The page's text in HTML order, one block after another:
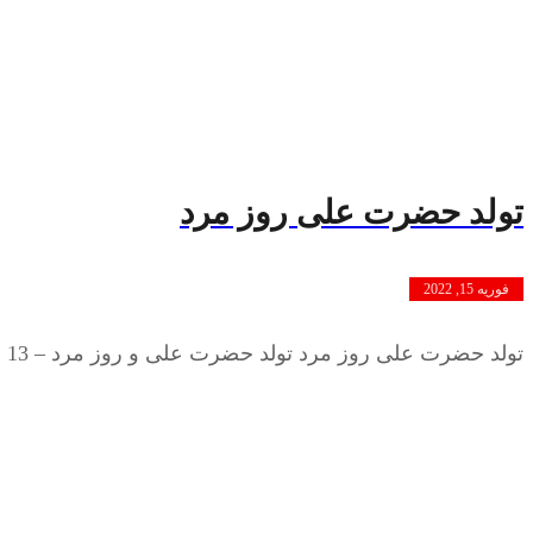
تولد حضرت علی روز مرد
فوریه 15, 2022
تولد حضرت علی روز مرد تولد حضرت علی و روز مرد – 13 رجب مصادف با سالروز تولد حضرت علی (ع) است ...